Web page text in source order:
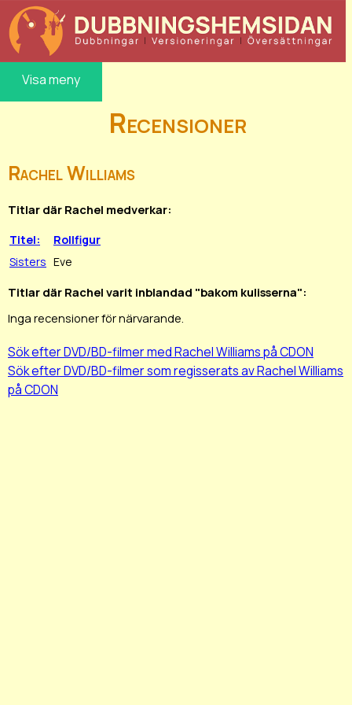
Visa meny
Recensioner
Rachel Williams
Titlar där Rachel medverkar:
Titel:
Rollfigur
Sisters Eve
Titlar där Rachel varit inblandad "bakom kulisserna":
Inga recensioner för närvarande.
Sök efter DVD/BD-filmer med Rachel Williams på CDON
Sök efter DVD/BD-filmer som regisserats av Rachel Williams
på CDON